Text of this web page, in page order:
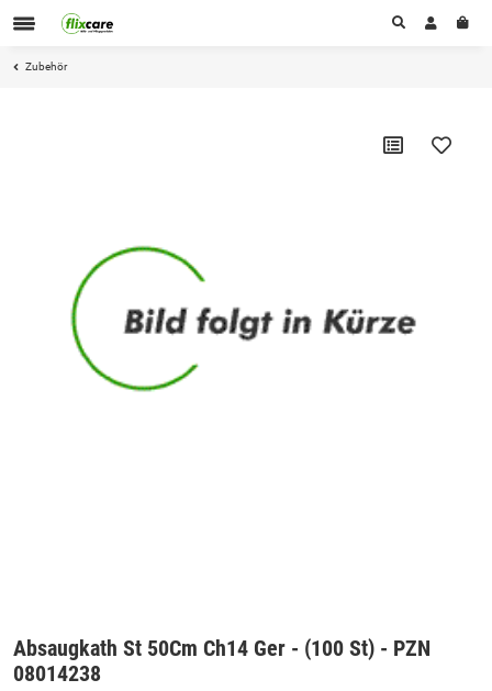
Zubehör
Absaugkath St 50Cm Ch14 Ger - (100 St) - PZN
08014238